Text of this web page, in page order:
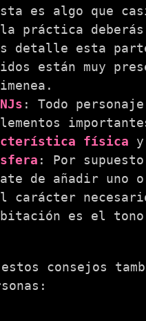
es algo que
la práctica
detalle esta
están muy
: Todo
física
: Por
de añadir
carácter
es el
consejos